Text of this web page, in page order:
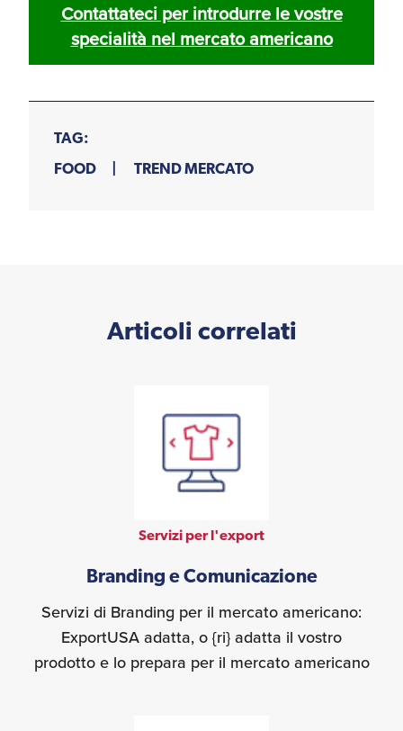
Contattateci per introdurre le vostre
specialità nel mercato americano
TAG:
FOOD
TREND MERCATO
Articoli correlati
Servizi per l'export
Branding e Comunicazione
Servizi di Branding per il mercato americano:
ExportUSA adatta, o {ri} adatta il vostro
prodotto e lo prepara per il mercato americano